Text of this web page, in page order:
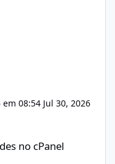
em 08:54 Jul 30, 2026
no cPanel